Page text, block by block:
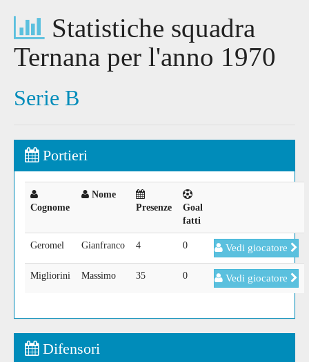
Statistiche squadra
Ternana per l'anno 1970
Serie B
Portieri
Cognome
Nome
Presenze
Goal
fatti
Geromel Gianfranco 4 0 Vedi giocatore
Migliorini Massimo 35 0 Vedi giocatore
Difensori